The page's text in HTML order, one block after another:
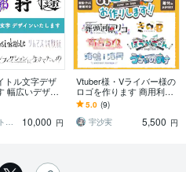
トル文字デザ
幅広いデザイ
成経験が強
ード対応】
タナカトウリ_Tori Disign
10,000 円
Vtuber様・Vライバー様の
ロゴを作ります 商用利用
可◎唯一無二のロゴであ
なたの活動をさらに輝か
せます！
5.0 (9)
宇沙実
5,500 円